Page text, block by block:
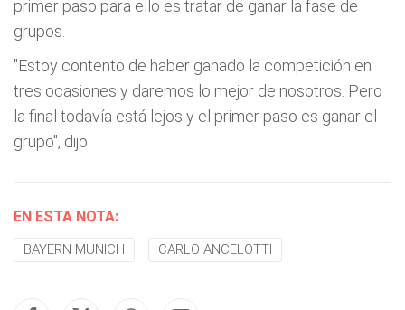
primer paso para ello es tratar de ganar la fase de
grupos.
"Estoy contento de haber ganado la competición en
tres ocasiones y daremos lo mejor de nosotros. Pero
la final todavía está lejos y el primer paso es ganar el
grupo", dijo.
EN ESTA NOTA:
BAYERN MUNICH CARLO ANCELOTTI